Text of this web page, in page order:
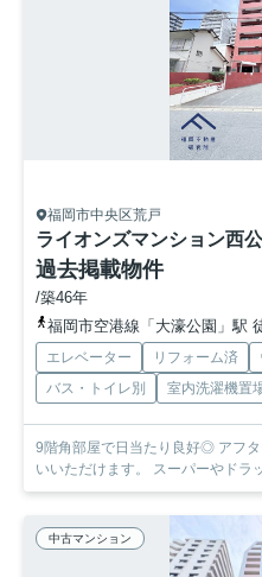
福岡市中央区荒戸
ライオンズマンション西
過去掲載物件
/築46年
福岡市空港線「大濠公園」駅
エレベーター リフォーム済
バス・トイレ別
室内洗濯機置
9階角部屋で日当たり良好◎ アフ
いいただけます。 スーパーやドラ
中古マンション